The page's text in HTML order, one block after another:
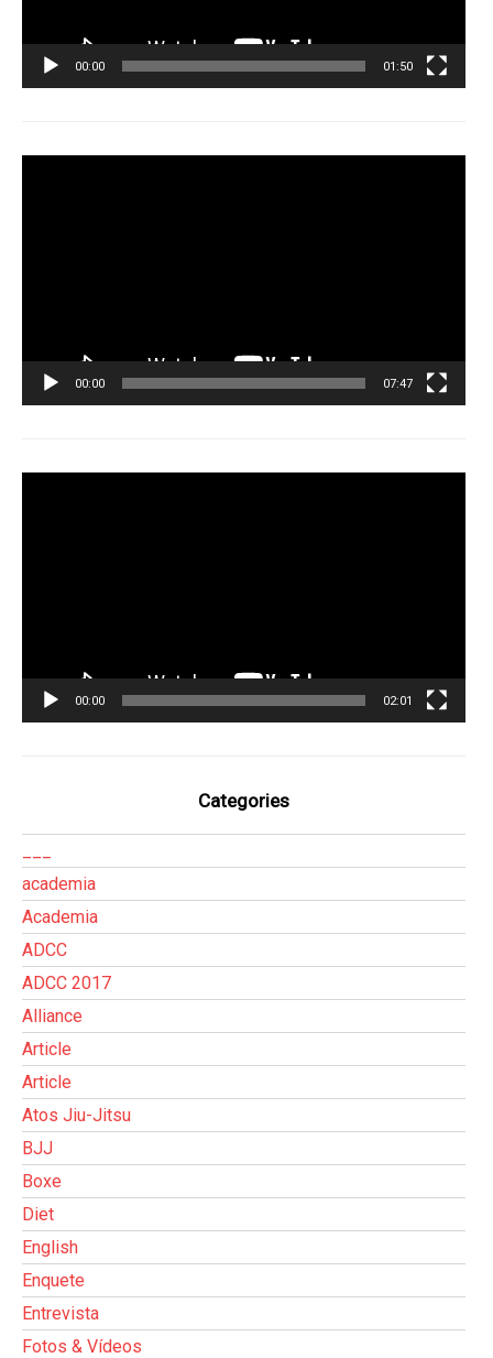
00:00 01:50
00:00 07:47
00:00 02:01
Categories
academia
Academia
ADCC
ADCC 2017
Alliance
Article
Article
Atos Jiu-Jitsu
BJJ
Boxe
Diet
English
Enquete
Entrevista
Fotos & Vídeos